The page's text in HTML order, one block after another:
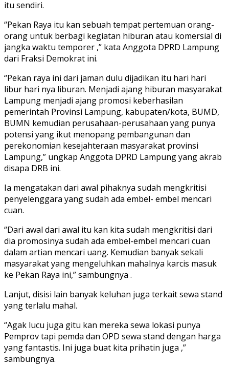
itu sendiri.
“Pekan Raya itu kan sebuah tempat pertemuan orang-
orang untuk berbagi kegiatan hiburan atau komersial di
jangka waktu temporer ,” kata Anggota DPRD Lampung
dari Fraksi Demokrat ini.
“Pekan raya ini dari jaman dulu dijadikan itu hari hari
libur hari nya liburan. Menjadi ajang hiburan masyarakat
Lampung menjadi ajang promosi keberhasilan
pemerintah Provinsi Lampung, kabupaten/kota, BUMD,
BUMN kemudian perusahaan-perusahaan yang punya
potensi yang ikut menopang pembangunan dan
perekonomian kesejahteraan masyarakat provinsi
Lampung,” ungkap Anggota DPRD Lampung yang akrab
disapa DRB ini.
Ia mengatakan dari awal pihaknya sudah mengkritisi
penyelenggara yang sudah ada embel- embel mencari
cuan.
“Dari awal dari awal itu kan kita sudah mengkritisi dari
dia promosinya sudah ada embel-embel mencari cuan
dalam artian mencari uang. Kemudian banyak sekali
masyarakat yang mengeluhkan mahalnya karcis masuk
ke Pekan Raya ini,” sambungnya .
Lanjut, disisi lain banyak keluhan juga terkait sewa stand
yang terlalu mahal.
“Agak lucu juga gitu kan mereka sewa lokasi punya
Pemprov tapi pemda dan OPD sewa stand dengan harga
yang fantastis. Ini juga buat kita prihatin juga ,”
sambungnya.